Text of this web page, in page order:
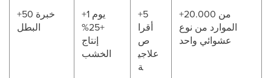
+50 خبرة
البطل
+1 يوم
+25%
إنتاج
الخشب
+5
أقرا
ص
علاجي
ة
+20.000 من
الموارد من نوع
عشوائي واحد